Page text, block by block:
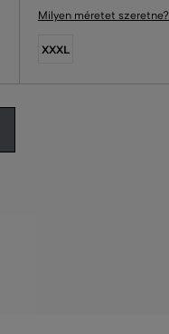
Milyen méretet szeretne?
XXXL